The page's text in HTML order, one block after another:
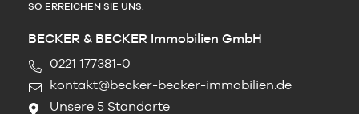
SO ERREICHEN SIE UNS:
BECKER & BECKER Immobilien GmbH
0221 177381-0
kontakt@becker-becker-immobilien.de
Unsere 5 Standorte